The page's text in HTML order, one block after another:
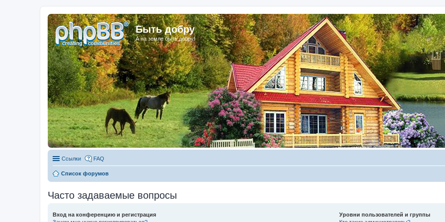
Быть добру
А на земле быть добру!
Ссылки FAQ
Список форумов
Часто задаваемые вопросы
Вход на конференцию и регистрация
Уровни пользователей и группы